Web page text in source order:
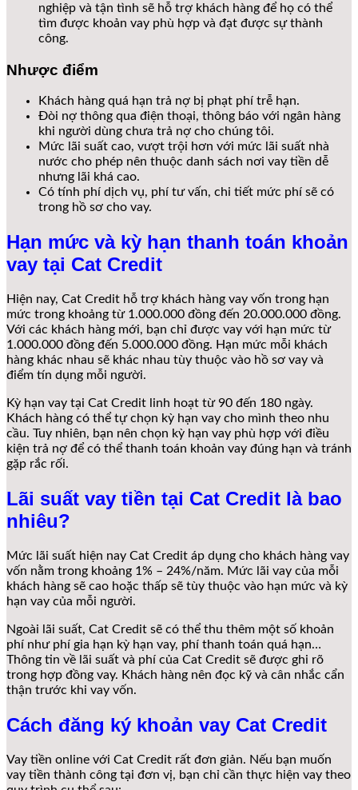
nghiệp và tận tình sẽ hỗ trợ khách hàng để họ có thể
tìm được khoản vay phù hợp và đạt được sự thành
công.
Nhược điểm
Khách hàng quá hạn trả nợ bị phạt phí trễ hạn.
Đòi nợ thông qua điện thoại, thông báo với ngân hàng
khi người dùng chưa trả nợ cho chúng tôi.
Mức lãi suất cao, vượt trội hơn với mức lãi suất nhà
nước cho phép nên thuộc danh sách nơi vay tiền dễ
nhưng lãi khá cao.
Có tính phí dịch vụ, phí tư vấn, chi tiết mức phí sẽ có
trong hồ sơ cho vay.
Hạn mức và kỳ hạn thanh toán khoản
vay tại Cat Credit
Hiện nay, Cat Credit hỗ trợ khách hàng vay vốn trong hạn
mức trong khoảng từ 1.000.000 đồng đến 20.000.000 đồng.
Với các khách hàng mới, bạn chỉ được vay với hạn mức từ
1.000.000 đồng đến 5.000.000 đồng. Hạn mức mỗi khách
hàng khác nhau sẽ khác nhau tùy thuộc vào hồ sơ vay và
điểm tín dụng mỗi người.
Kỳ hạn vay tại Cat Credit linh hoạt từ 90 đến 180 ngày.
Khách hàng có thể tự chọn kỳ hạn vay cho mình theo nhu
cầu. Tuy nhiên, bạn nên chọn kỳ hạn vay phù hợp với điều
kiện trả nợ để có thể thanh toán khoản vay đúng hạn và tránh
gặp rắc rối.
Lãi suất vay tiền tại Cat Credit là bao
nhiêu?
Mức lãi suất hiện nay Cat Credit áp dụng cho khách hàng vay
vốn nằm trong khoảng 1% – 24%/năm. Mức lãi vay của mỗi
khách hàng sẽ cao hoặc thấp sẽ tùy thuộc vào hạn mức và kỳ
hạn vay của mỗi người.
Ngoài lãi suất, Cat Credit sẽ có thể thu thêm một số khoản
phí như phí gia hạn kỳ hạn vay, phí thanh toán quá hạn…
Thông tin về lãi suất và phí của Cat Credit sẽ được ghi rõ
trong hợp đồng vay. Khách hàng nên đọc kỹ và cân nhắc cẩn
thận trước khi vay vốn.
Cách đăng ký khoản vay Cat Credit
Vay tiền online với Cat Credit rất đơn giản. Nếu bạn muốn
vay tiền thành công tại đơn vị, bạn chỉ cần thực hiện vay theo